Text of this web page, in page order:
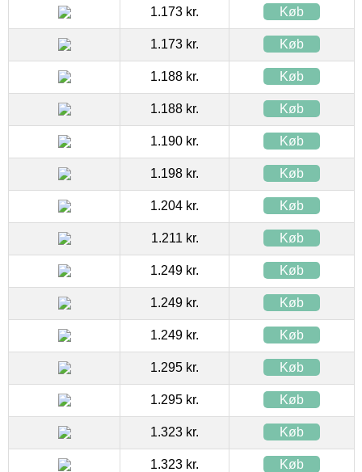
1.173 kr. Køb
1.173 kr. Køb
1.188 kr. Køb
1.188 kr. Køb
1.190 kr. Køb
1.198 kr. Køb
1.204 kr. Køb
1.211 kr. Køb
1.249 kr. Køb
1.249 kr. Køb
1.249 kr. Køb
1.295 kr. Køb
1.295 kr. Køb
1.323 kr. Køb
1.323 kr. Køb